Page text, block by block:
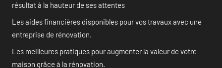
résultat à la hauteur de ses attentes
Les aides financières disponibles pour vos travaux avec une
entreprise de rénovation.
Les meilleures pratiques pour augmenter la valeur de votre
maison grâce à la rénovation.